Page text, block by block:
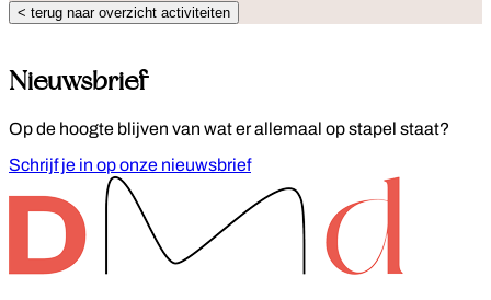
< terug naar overzicht activiteiten
Nieuwsbrief
Op de hoogte blijven van wat er allemaal op stapel staat?
Schrijf je in op onze nieuwsbrief